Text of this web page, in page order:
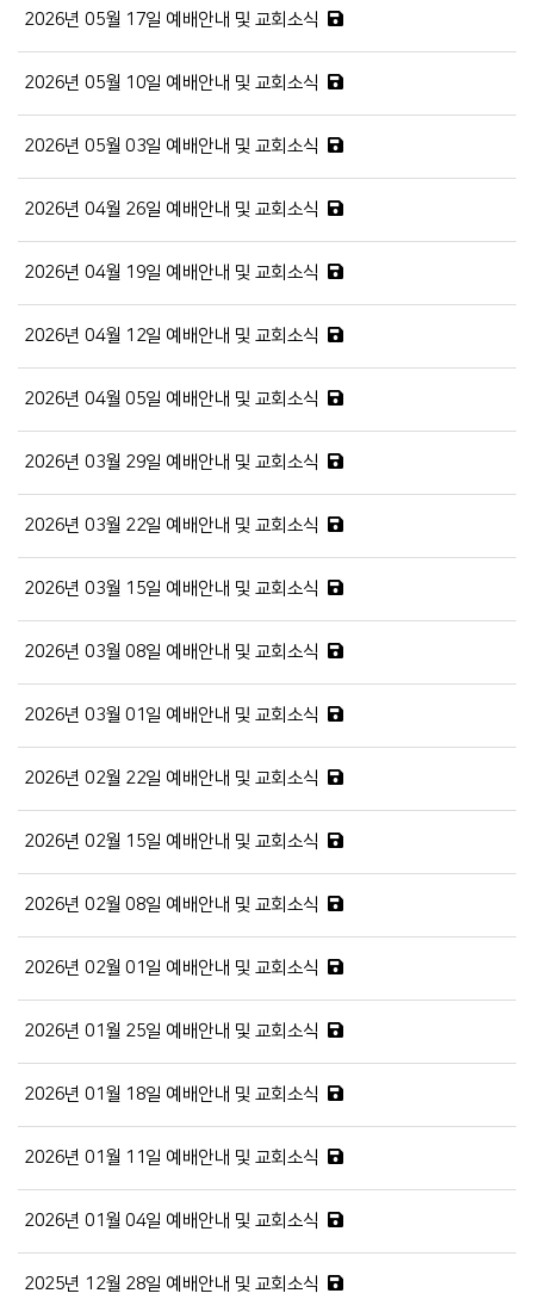
2026년 05월 17일 예배안내 및 교회소식
2026년 05월 10일 예배안내 및 교회소식
2026년 05월 03일 예배안내 및 교회소식
2026년 04월 26일 예배안내 및 교회소식
2026년 04월 19일 예배안내 및 교회소식
2026년 04월 12일 예배안내 및 교회소식
2026년 04월 05일 예배안내 및 교회소식
2026년 03월 29일 예배안내 및 교회소식
2026년 03월 22일 예배안내 및 교회소식
2026년 03월 15일 예배안내 및 교회소식
2026년 03월 08일 예배안내 및 교회소식
2026년 03월 01일 예배안내 및 교회소식
2026년 02월 22일 예배안내 및 교회소식
2026년 02월 15일 예배안내 및 교회소식
2026년 02월 08일 예배안내 및 교회소식
2026년 02월 01일 예배안내 및 교회소식
2026년 01월 25일 예배안내 및 교회소식
2026년 01월 18일 예배안내 및 교회소식
2026년 01월 11일 예배안내 및 교회소식
2026년 01월 04일 예배안내 및 교회소식
2025년 12월 28일 예배안내 및 교회소식